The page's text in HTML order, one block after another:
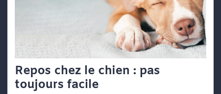
Repos chez le chien : pas
toujours facile